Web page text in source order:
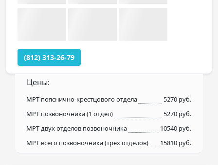
(812) 313-26-79
Цены:
МРТ пояснично-крестцового отдела
5270 руб.
МРТ позвоночника (1 отдел)
5270 руб.
МРТ двух отделов позвоночника
10540 руб.
МРТ всего позвоночника (трех отделов)
15810 руб.